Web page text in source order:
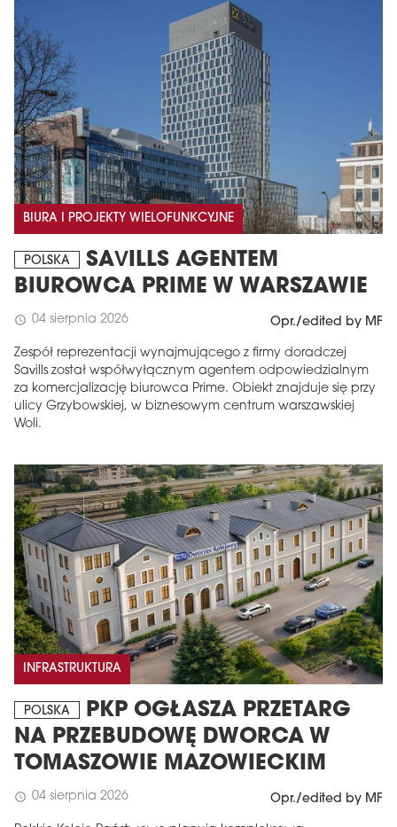
BIURA I PROJEKTY WIELOFUNKCYJNE
POLSKA
SAVILLS AGENTEM
BIUROWCA PRIME W WARSZAWIE
schedule 04 sierpnia 2026 Opr./edited by MF
Zespół reprezentacji wynajmującego z firmy doradczej
Savills został współwyłącznym agentem odpowiedzialnym
za komercjalizację biurowca Prime. Obiekt znajduje się przy
ulicy Grzybowskiej, w biznesowym centrum warszawskiej
Woli.
INFRASTRUKTURA
POLSKA
PKP OGŁASZA PRZETARG
NA PRZEBUDOWĘ DWORCA W
TOMASZOWIE MAZOWIECKIM
schedule 04 sierpnia 2026 Opr./edited by MF